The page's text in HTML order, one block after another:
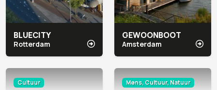
BLUECITY
Rotterdam
GEWOONBOOT
Amsterdam
Cultuur Mens, Cultuur, Natuur